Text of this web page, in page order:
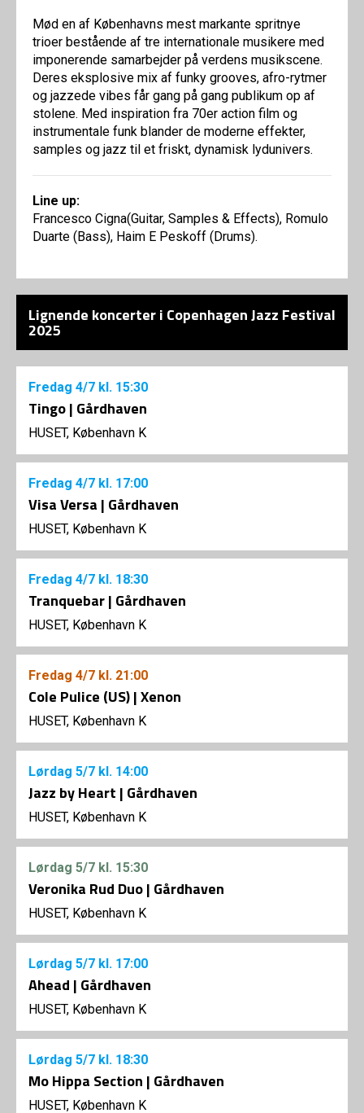
Mød en af Københavns mest markante spritnye
trioer bestående af tre internationale musikere med
imponerende samarbejder på verdens musikscene.
Deres eksplosive mix af funky grooves, afro-rytmer
og jazzede vibes får gang på gang publikum op af
stolene. Med inspiration fra 70er action film og
instrumentale funk blander de moderne effekter,
samples og jazz til et friskt, dynamisk lydunivers.
Line up:
Francesco Cigna(Guitar, Samples & Effects), Romulo
Duarte (Bass), Haim E Peskoff (Drums).
Lignende koncerter i Copenhagen Jazz Festival
2025
Fredag 4/7 kl. 15:30
Tingo | Gårdhaven
HUSET, København K
Fredag 4/7 kl. 17:00
Visa Versa | Gårdhaven
HUSET, København K
Fredag 4/7 kl. 18:30
Tranquebar | Gårdhaven
HUSET, København K
Fredag 4/7 kl. 21:00
Cole Pulice (US) | Xenon
HUSET, København K
Lørdag 5/7 kl. 14:00
Jazz by Heart | Gårdhaven
HUSET, København K
Lørdag 5/7 kl. 15:30
Veronika Rud Duo | Gårdhaven
HUSET, København K
Lørdag 5/7 kl. 17:00
Ahead | Gårdhaven
HUSET, København K
Lørdag 5/7 kl. 18:30
Mo Hippa Section | Gårdhaven
HUSET, København K